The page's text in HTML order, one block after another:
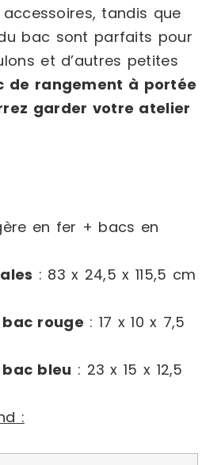
tandis que
bac sont parfaits pour
et d’autres petites
de rangement à portée
garder votre atelier
en fer + bacs en
: 83 x 24,5 x 115,5 cm
rouge : 17 x 10 x 7,5
bleu : 23 x 15 x 12,5
: